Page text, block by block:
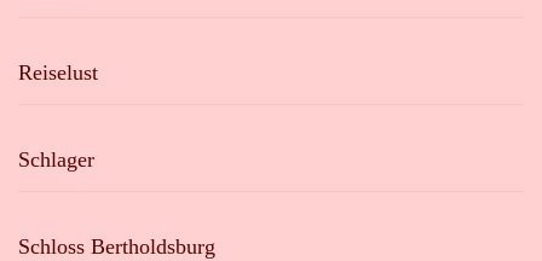
Reiselust
Schlager
Schloss Bertholdsburg